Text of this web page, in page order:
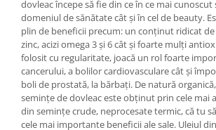
dovleac începe să fie din ce în ce mai
domeniul de sănătate cât și în cel de beauty.
plin de beneficii precum: un conținut ridicat de
zinc, acizi omega 3 și 6 cât și foarte mulți
folosit cu regularitate, joacă un rol foarte
cancerului, a bolilor cardiovasculare cât și
boli de prostată, la bărbați. De natură
semințe de dovleac este obținut prin cele mai
din semințe crude, neprocesate termic, că tu
cele mai importante beneficii ale sale. Uleiul